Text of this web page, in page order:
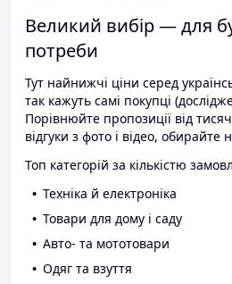
Великий вибір — для
потреби
Тут найнижчі ціни серед
так кажуть самі покупці
Порівнюйте пропозиції від
відгуки з фото і відео, обирайте
Топ категорій за кількістю
Техніка й електроніка
Товари для дому і саду
Авто- та мототовари
Одяг та взуття